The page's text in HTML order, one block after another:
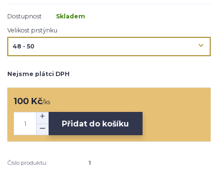
Dostupnost
Skladem
Velikost prstýnku
Nejsme plátci DPH
100 Kč/ks
Přidat do košíku
Číslo produktu: 1